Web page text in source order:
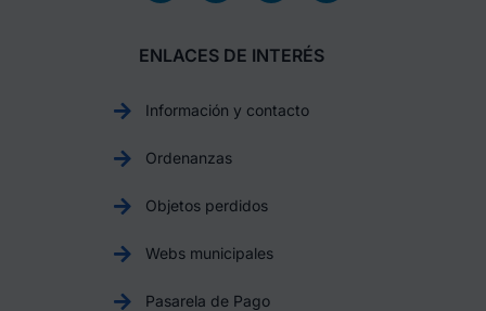
ENLACES DE INTERÉS
Información y contacto
Ordenanzas
Objetos perdidos
Webs municipales
Pasarela de Pago